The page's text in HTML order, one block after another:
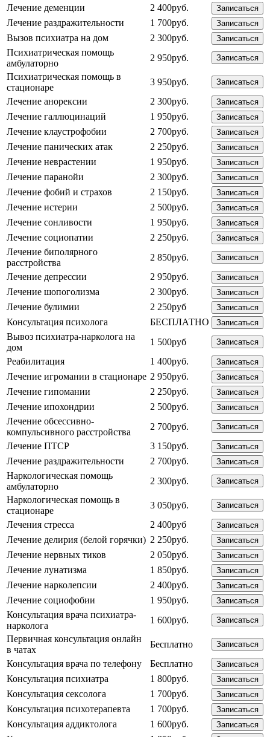
Лечение деменции 2 400руб. Записаться
Лечение раздражительности 1 700руб. Записаться
Вызов психиатра на дом 2 300руб. Записаться
Психиатрическая помощь
амбулаторно
2 950руб. Записаться
Психиатрическая помощь в
стационаре
3 950руб. Записаться
Лечение анорексии 2 300руб. Записаться
Лечение галлюцинаций 1 950руб. Записаться
Лечение клаустрофобии 2 700руб. Записаться
Лечение панических атак 2 250руб. Записаться
Лечение неврастении 1 950руб. Записаться
Лечение паранойи 2 300руб. Записаться
Лечение фобий и страхов 2 150руб. Записаться
Лечение истерии 2 500руб. Записаться
Лечение сонливости 1 950руб. Записаться
Лечение социопатии 2 250руб. Записаться
Лечение биполярного
расстройства
2 850руб. Записаться
Лечение депрессии 2 950руб. Записаться
Лечение шопоголизма 2 300руб. Записаться
Лечение булимии 2 250руб Записаться
Консультация психолога БЕСПЛАТНО Записаться
Вывоз психиатра-нарколога на
дом
1 500руб Записаться
Реабилитация 1 400руб. Записаться
Лечение игромании в стационаре 2 950руб. Записаться
Лечение гипомании 2 250руб. Записаться
Лечение ипохондрии 2 500руб. Записаться
Лечение обсессивно-
компульсивного расстройства
2 700руб. Записаться
Лечение ПТСР 3 150руб. Записаться
Лечение раздражительности 2 700руб. Записаться
Наркологическая помощь
амбулаторно
2 300руб. Записаться
Наркологическая помощь в
стационаре
3 050руб. Записаться
Лечения стресса 2 400руб Записаться
Лечение делирия (белой горячки) 2 250руб. Записаться
Лечение нервных тиков 2 050руб. Записаться
Лечение лунатизма 1 850руб. Записаться
Лечение нарколепсии 2 400руб. Записаться
Лечение социофобии 1 950руб. Записаться
Консультация врача психиатра-
нарколога
1 600руб. Записаться
Первичная консультация онлайн
в чатах
Бесплатно Записаться
Консультация врача по телефону Бесплатно Записаться
Консультация психиатра 1 800руб. Записаться
Консультация сексолога 1 700руб. Записаться
Консультация психотерапевта 1 700руб. Записаться
Консультация аддиктолога 1 600руб. Записаться